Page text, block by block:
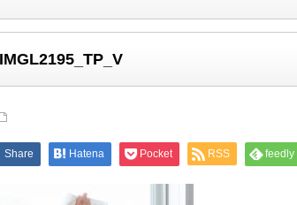
Share Hatena Pocket RSS feedly